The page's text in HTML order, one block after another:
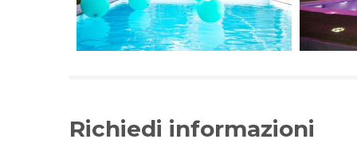
Richiedi informazioni